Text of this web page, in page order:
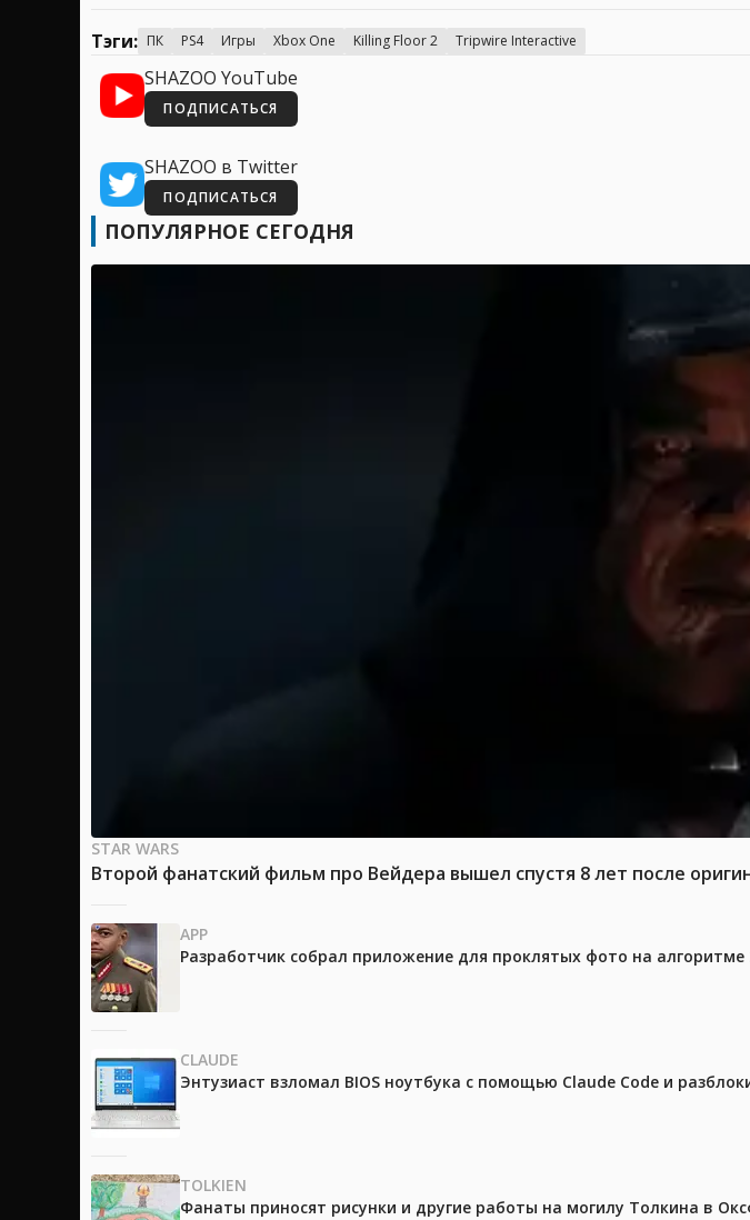
Тэги: ПК PS4 Игры Xbox One Killing Floor 2 Tripwire Interactive
SHAZOO YouTube
ПОДПИСАТЬСЯ
SHAZOO в Twitter
ПОДПИСАТЬСЯ
ПОПУЛЯРНОЕ СЕГОДНЯ
STAR WARS
Второй фанатский фильм про Вейдера вышел спустя 8 лет после
APP
Разработчик собрал приложение для проклятых фото на
CLAUDE
Энтузиаст взломал BIOS ноутбука с помощью Claude Code и
TOLKIEN
Фанаты приносят рисунки и другие работы на могилу Толкина в